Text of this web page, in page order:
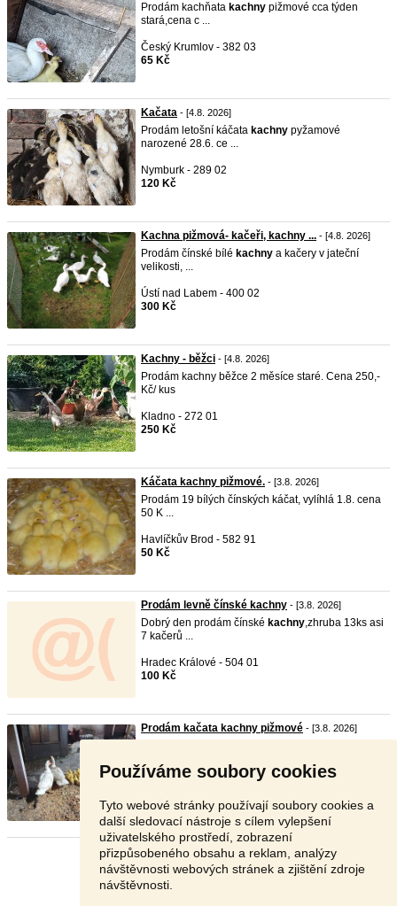
Používáme soubory cookies
Tyto webové stránky používají soubory cookies a
další sledovací nástroje s cílem vylepšení
uživatelského prostředí, zobrazení
přizpůsobeného obsahu a reklam, analýzy
návštěvnosti webových stránek a zjištění zdroje
návštěvnosti.
Prodám kachňata kachny pižmové cca týden
stará,cena c ...
Český Krumlov - 382 03
65 Kč
Kačata - [4.8. 2026]
Prodám letošní káčata kachny pyžamové
narozené 28.6. ce ...
Nymburk - 289 02
120 Kč
Kachna pižmová- kačeři, kachny ... - [4.8. 2026]
Prodám čínské bílé kachny a kačery v jateční
velikosti, ...
Ústí nad Labem - 400 02
300 Kč
Kachny - běžci - [4.8. 2026]
Prodám kachny běžce 2 měsíce staré. Cena 250,-
Kč/ kus
Kladno - 272 01
250 Kč
Káčata kachny pižmové. - [3.8. 2026]
Prodám 19 bílých čínských káčat, vylíhlá 1.8. cena
50 K ...
Havlíčkův Brod - 582 91
50 Kč
Prodám levně čínské kachny - [3.8. 2026]
Dobrý den prodám čínské kachny,zhruba 13ks asi
7 kačerů ...
Hradec Králové - 504 01
100 Kč
Prodám kačata kachny pižmové - [3.8. 2026]
V textu
Stránka: 1 2 3 Další